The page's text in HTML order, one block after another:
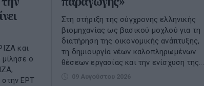
και
ο
στην ΕΡΤ
Στη στήριξη της σύγχρονης ελληνικής
βιομηχανίας ως βασικού μοχλού για τη
διατήρηση της οικονομικής ανάπτυξης,
τη δημιουργία νέων καλοπληρωμένων
θέσεων εργασίας και την ενίσχυση της...
09 Αυγούστου 2026